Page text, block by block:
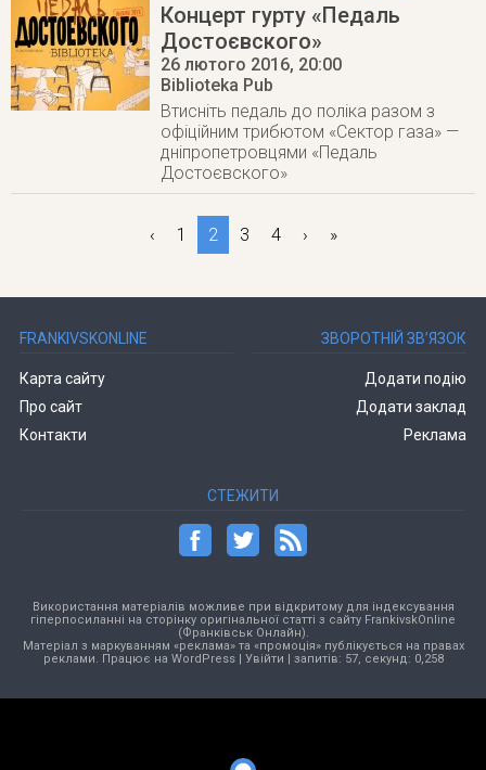
Концерт гурту «Педаль
Достоєвского»
26 лютого 2016, 20:00
Biblioteka Pub
Втисніть педаль до поліка разом з
офіційним трибютом «Сектор газа» —
дніпропетровцями «Педаль
Достоєвского»
‹ 1 2 3 4 › »
FRANKIVSKONLINE
Карта сайту
Про сайт
Контакти
ЗВОРОТНІЙ ЗВ’ЯЗОК
Додати подію
Додати заклад
Реклама
СТЕЖИТИ
Використання матеріалів можливе при відкритому для індексування
гіперпосиланні на сторінку оригінальної статті з сайту FrankivskOnline
(Франківськ Онлайн).
Матеріал з маркуванням «реклама» та «промоція» публікується на правах
реклами. Працює на WordPress| Увійти | запитів: 57, секунд: 0,258